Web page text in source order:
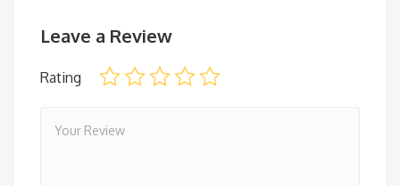
Leave a Review
Rating